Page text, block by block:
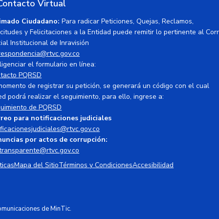
Virtual
Ciudadano: Para radicar Peticiones, Quejas, Reclamos,
y Felicitaciones a la Entidad puede remitir lo pertinente al
Institucional de Inravisión
el formulario en línea:
PQRSD
de registrar su petición, se generará un código con el cual
podrá realizar el seguimiento, para ello, ingrese a:
de PQRSD
para notificaciones judiciales
por actos de corrupción:
Mapa del SitioTérminos y CondicionesAccesibilidad
de MinTic.